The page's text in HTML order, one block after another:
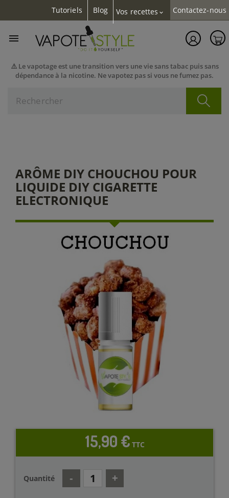
Tutoriels Blog Vos recettes expand_more Contactez-nous
⚠️ Le vapotage est une transition vers une vie sans tabac puis sans
dépendance à la nicotine. Ne vapotez pas si vous ne fumez pas.

ARÔME DIY CHOUCHOU POUR
LIQUIDE DIY CIGARETTE
ELECTRONIQUE
15,90 € TTC
Quantité